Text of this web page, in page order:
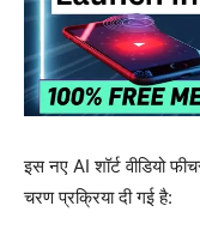
इस नए AI शॉर्ट वीडियो
चरण प्रक्रिया दी गई है: